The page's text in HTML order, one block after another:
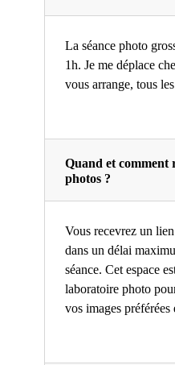
La séance photo
1h. Je me déplace
vous arrange, tous
Quand et comment
photos ?
Vous recevrez un
dans un délai
séance. Cet espace
laboratoire photo
vos images préférées